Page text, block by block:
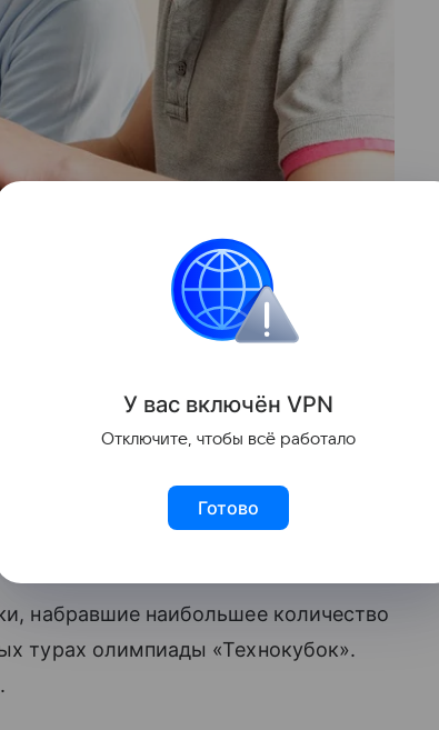
образования (ЦРИТО) МФТИ
программированиюи
центра «Сириус» в Сочи.
со всей России. В рамках
курсы по Android-, Java- и веб-
Кроме того, они
набравшие наибольшее количество
турах олимпиады «Технокубок».
У вас включён VPN
Отключите, чтобы всё работало
Готово